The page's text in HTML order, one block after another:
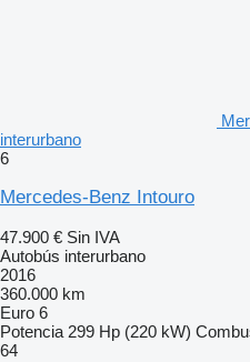
interurbano
6
Mercedes-Benz Intouro
47.900 € Sin IVA
Autobús interurbano
2016
360.000 km
Euro 6
Potencia 299 Hp (220 kW)
64